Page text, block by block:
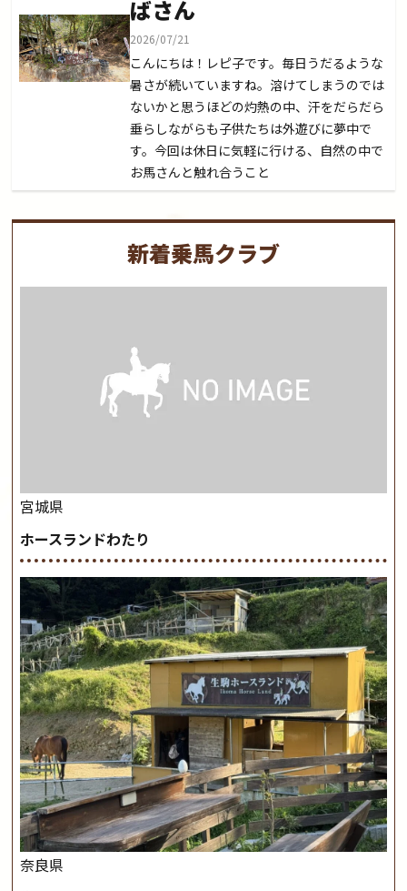
ばさん
2026/07/21
こんにちは！レピ子です。毎日うだるような
暑さが続いていますね。溶けてしまうのでは
ないかと思うほどの灼熱の中、汗をだらだら
垂らしながらも子供たちは外遊びに夢中で
す。今回は休日に気軽に行ける、自然の中で
お馬さんと触れ合うこと
新着乗馬クラブ
宮城県
ホースランドわたり
奈良県